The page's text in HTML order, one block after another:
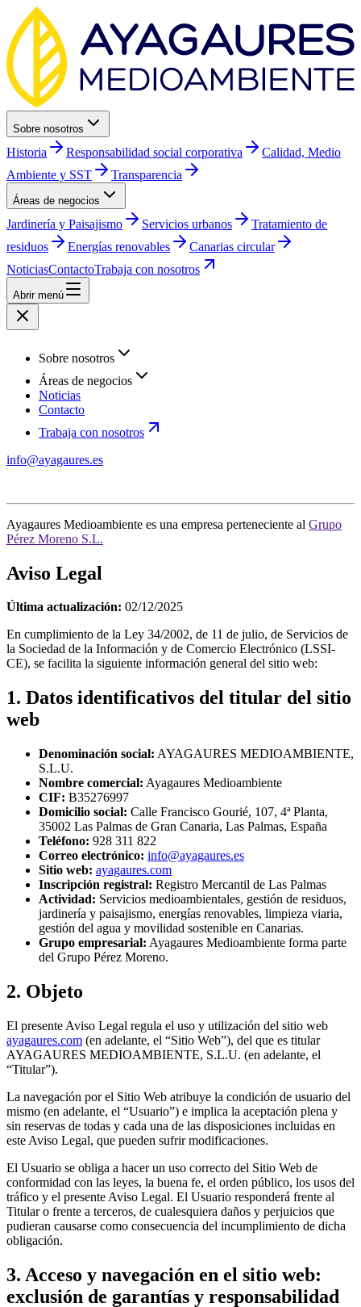
Sobre nosotros
Historia Responsabilidad social corporativa
Calidad, Medio
Ambiente y SST
Transparencia
Áreas de negocios
Jardinería y Paisajismo Servicios urbanos
Tratamiento de
residuos
Energías renovables
Canarias circular
NoticiasContactoTrabaja con nosotros
Abrir menú
Sobre nosotros
Áreas de negocios
Noticias
Contacto
Trabaja con nosotros
info@ayagaures.es
Ayagaures Medioambiente es una empresa perteneciente al Grupo
Pérez Moreno S.L.
Aviso Legal
Última actualización: 02/12/2025
En cumplimiento de la Ley 34/2002, de 11 de julio, de Servicios de
la Sociedad de la Información y de Comercio Electrónico (LSSI-
CE), se facilita la siguiente información general del sitio web:
1. Datos identificativos del titular del sitio
web
Denominación social: AYAGAURES MEDIOAMBIENTE,
S.L.U.
Nombre comercial: Ayagaures Medioambiente
CIF: B35276997
Domicilio social: Calle Francisco Gourié, 107, 4ª Planta,
35002 Las Palmas de Gran Canaria, Las Palmas, España
Teléfono: 928 311 822
Correo electrónico: info@ayagaures.es
Sitio web: ayagaures.com
Inscripción registral: Registro Mercantil de Las Palmas
Actividad: Servicios medioambientales, gestión de residuos,
jardinería y paisajismo, energías renovables, limpieza viaria,
gestión del agua y movilidad sostenible en Canarias.
Grupo empresarial: Ayagaures Medioambiente forma parte
del Grupo Pérez Moreno.
2. Objeto
El presente Aviso Legal regula el uso y utilización del sitio web
ayagaures.com (en adelante, el “Sitio Web”), del que es titular
AYAGAURES MEDIOAMBIENTE, S.L.U. (en adelante, el
“Titular”).
La navegación por el Sitio Web atribuye la condición de usuario del
mismo (en adelante, el “Usuario”) e implica la aceptación plena y
sin reservas de todas y cada una de las disposiciones incluidas en
este Aviso Legal, que pueden sufrir modificaciones.
El Usuario se obliga a hacer un uso correcto del Sitio Web de
conformidad con las leyes, la buena fe, el orden público, los usos del
tráfico y el presente Aviso Legal. El Usuario responderá frente al
Titular o frente a terceros, de cualesquiera daños y perjuicios que
pudieran causarse como consecuencia del incumplimiento de dicha
obligación.
3. Acceso y navegación en el sitio web:
exclusión de garantías y responsabilidad